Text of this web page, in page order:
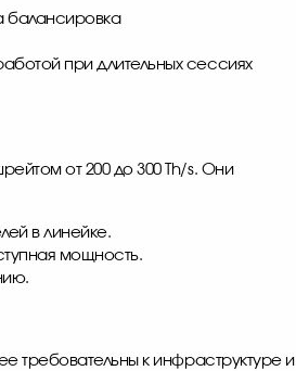
балансировка
при длительных сессиях
от 200 до 300 Th/s. Они
в линейке.
мощность.
требовательны к инфраструктуре и